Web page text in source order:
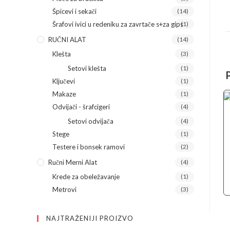
Špicevi i sekači (14)
Šrafovi ivici u redeniku za zavrtače s+za gips(1)
RUČNI ALAT (14)
Klešta (3)
Setovi klešta (1)
Ključevi (1)
Makaze (1)
Odvijači - šrafcigeri (4)
Setovi odvijača (4)
Stege (1)
Testere i bonsek ramovi (2)
Ručni Merni Alat (4)
Krede za obeležavanje (1)
Metrovi (3)
NAJTRAŽENIJI PROIZVO